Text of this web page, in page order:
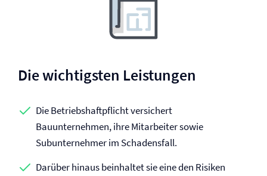
Die wichtigsten Leistungen
Die Betriebs­haftpflicht versichert
Bauunternehmen, ihre Mitarbeiter sowie
Subunternehmer im Schadensfall.
Darüber hinaus beinhaltet sie eine den Risiken